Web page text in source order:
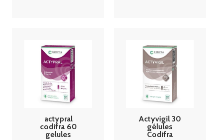
actypral
codifra 60
gelules
Actyvigil 30
gélules
Codifra